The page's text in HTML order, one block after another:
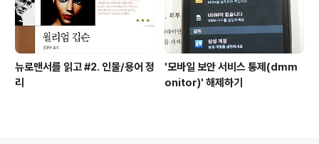
뉴로맨서를 읽고 #2. 인물/용어 정
리
'모바일 보안 서비스 통제(dmm
onitor)' 해제하기